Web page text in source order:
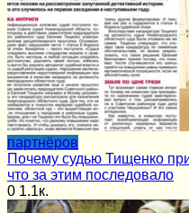
партнёров
Почему судью Тищенко
что за этим последовало
0 1.1к.